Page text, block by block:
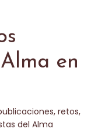
en
retos,
del Alma